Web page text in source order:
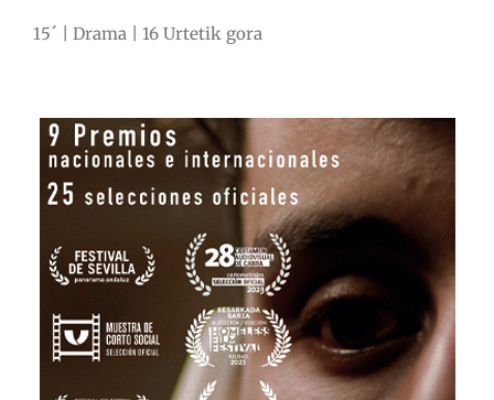
15´ | Drama | 16 Urtetik gora